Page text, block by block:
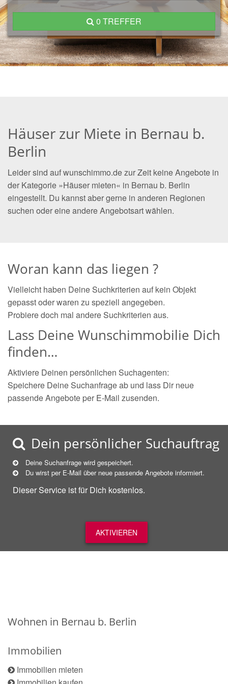
0 TREFFER
Häuser zur Miete in Bernau b.
Berlin
Leider sind auf wunschimmo.de zur Zeit keine Angebote in
der Kategorie »Häuser mieten« in Bernau b. Berlin
eingestellt. Du kannst aber gerne in anderen Regionen
suchen oder eine andere Angebotsart wählen.
Woran kann das liegen ?
Vielleicht haben Deine Suchkriterien auf kein Objekt
gepasst oder waren zu speziell angegeben.
Probiere doch mal andere Suchkriterien aus.
Lass Deine Wunschimmobilie Dich
finden…
Aktiviere Deinen persönlichen Suchagenten:
Speichere Deine Suchanfrage ab und lass Dir neue
passende Angebote per E-Mail zusenden.
Dein persönlicher Suchauftrag
Deine Suchanfrage wird gespeichert.
Du wirst per E-Mail über neue passende Angebote informiert.
Dieser Service ist für Dich kostenlos.
AKTIVIEREN
Wohnen in Bernau b. Berlin
Immobilien
Immobilien mieten